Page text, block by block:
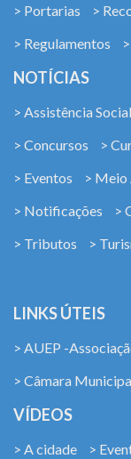
> Portarias
>
> Regulamentos
NOTÍCIAS
> Assistência Social
> Concursos
>
> Eventos
>
> Notificações
>
> Tributos
>
LINKS ÚTEIS
> AUEP -
> Câmara
VÍDEOS
> A cidade >